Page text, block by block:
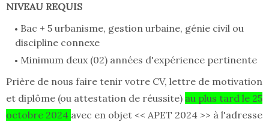
NIVEAU REQUIS
Bac + 5 urbanisme, gestion urbaine, génie civil ou
discipline connexe
Minimum deux (02) années d'expérience pertinente
Prière de nous faire tenir votre CV, lettre de motivation
et diplôme (ou attestation de réussite) au plus tard le 25
octobre 2024 avec en objet << APET 2024 >> à l'adresse